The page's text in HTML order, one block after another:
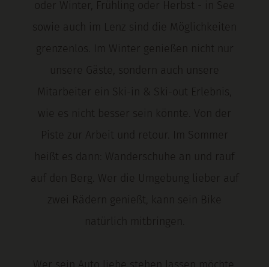
oder Winter, Frühling oder Herbst - in See
sowie auch im Lenz sind die Möglichkeiten
grenzenlos. Im Winter genießen nicht nur
unsere Gäste, sondern auch unsere
Mitarbeiter ein Ski-in & Ski-out Erlebnis,
wie es nicht besser sein könnte. Von der
Piste zur Arbeit und retour. Im Sommer
heißt es dann: Wanderschuhe an und rauf
auf den Berg. Wer die Umgebung lieber auf
zwei Rädern genießt, kann sein Bike
natürlich mitbringen.